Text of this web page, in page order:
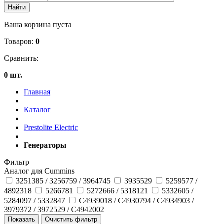
Ваша корзина пуста
Товаров: 0
Сравнить:
0 шт.
Главная
Каталог
Prestolite Electric
Генераторы
Фильтр
Аналог для Cummins
3251385 / 3256759 / 3964745
3935529
5259577 /
4892318
5266781 5272666 / 5318121
5332605 /
5284097 / 5332847
C4939018 / C4930794 / C4934903 /
3979372 / 3972529 / C4942002